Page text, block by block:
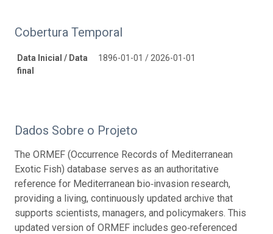
Cobertura Temporal
Data Inicial / Data
final
1896-01-01 / 2026-01-01
Dados Sobre o Projeto
The ORMEF (Occurrence Records of Mediterranean
Exotic Fish) database serves as an authoritative
reference for Mediterranean bio‑invasion research,
providing a living, continuously updated archive that
supports scientists, managers, and policymakers. This
updated version of ORMEF includes geo‑referenced